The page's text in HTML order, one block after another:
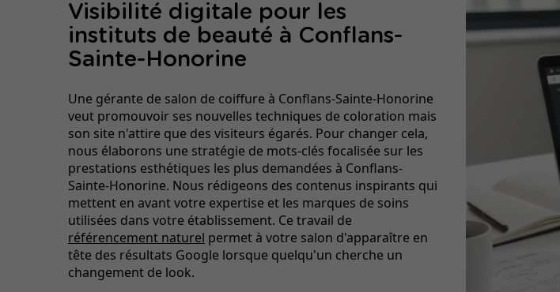
Visibilité digitale pour les
instituts de beauté à Conflans-
Sainte-Honorine
Une gérante de salon de coiffure à Conflans-Sainte-Honorine
veut promouvoir ses nouvelles techniques de coloration mais
son site n'attire que des visiteurs égarés. Pour changer cela,
nous élaborons une stratégie de mots-clés focalisée sur les
prestations esthétiques les plus demandées à Conflans-
Sainte-Honorine. Nous rédigeons des contenus inspirants qui
mettent en avant votre expertise et les marques de soins
utilisées dans votre établissement. Ce travail de
référencement naturel permet à votre salon d'apparaître en
tête des résultats Google lorsque quelqu'un cherche un
changement de look.